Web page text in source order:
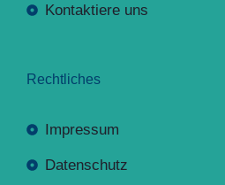
Kontaktiere uns
Rechtliches
Impressum
Datenschutz